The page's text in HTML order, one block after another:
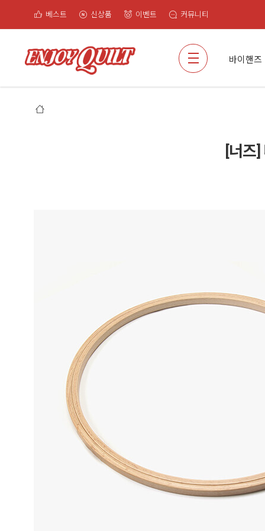
베스트 신상품 이벤트 커뮤니티
바이핸즈
[너즈